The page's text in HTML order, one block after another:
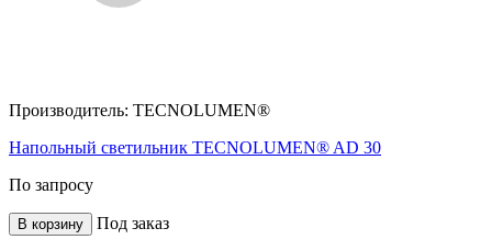
Производитель: TECNOLUMEN®
Напольный светильник TECNOLUMEN® AD 30
По запросу
В корзину Под заказ